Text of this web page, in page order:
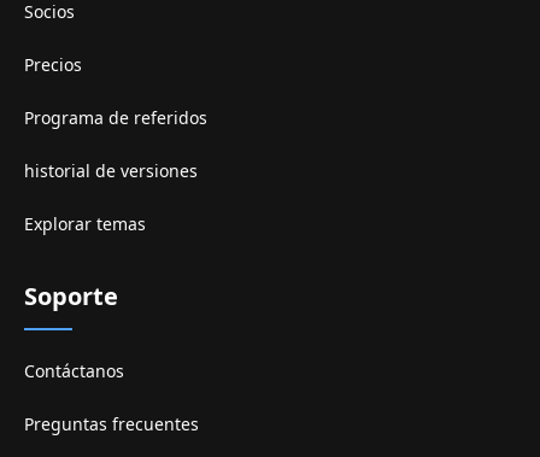
Socios
Precios
Programa de referidos
historial de versiones
Explorar temas
Soporte
Contáctanos
Preguntas frecuentes